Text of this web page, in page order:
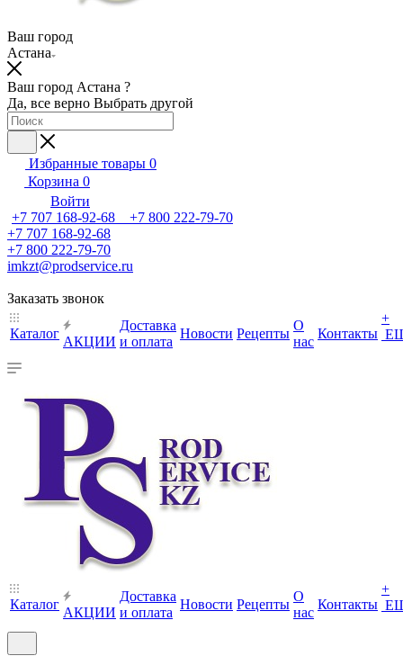
Ваш город
Астана
Ваш город Астана ?
Да, все верно Выбрать другой
Избранные товары 0
Корзина 0
Войти
+7 707 168-92-68 +7 800 222-79-70
+7 707 168-92-68
+7 800 222-79-70
imkzt@prodservice.ru
Заказать звонок
Каталог
АКЦИИ
Доставка
и оплата
Новости Рецепты
О
нас
Контакты
+
Каталог
АКЦИИ
Доставка
и оплата
Новости Рецепты
О
нас
Контакты
+